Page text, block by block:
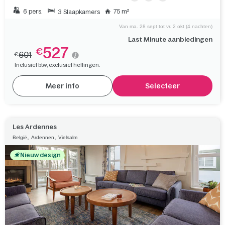
6 pers. 3 Slaapkamers 75 m²
Last Minute aanbiedingen
Van ma. 28 sept tot vr. 2 okt (4 nachten)
€601 €527
Inclusief btw, exclusief heffingen.
Meer info Selecteer
Les Ardennes
België, Ardennen, Vielsalm
Nieuw design